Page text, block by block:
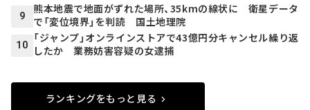
9
熊本地震で地面がずれた場所、35kmの線状に 衛星データ
で「変位境界」を判読 国土地理院
10
「ジャンプ」オンラインストアで43億円分キャンセル繰り返
したか 業務妨害容疑の女逮捕
ランキングをもっと見る